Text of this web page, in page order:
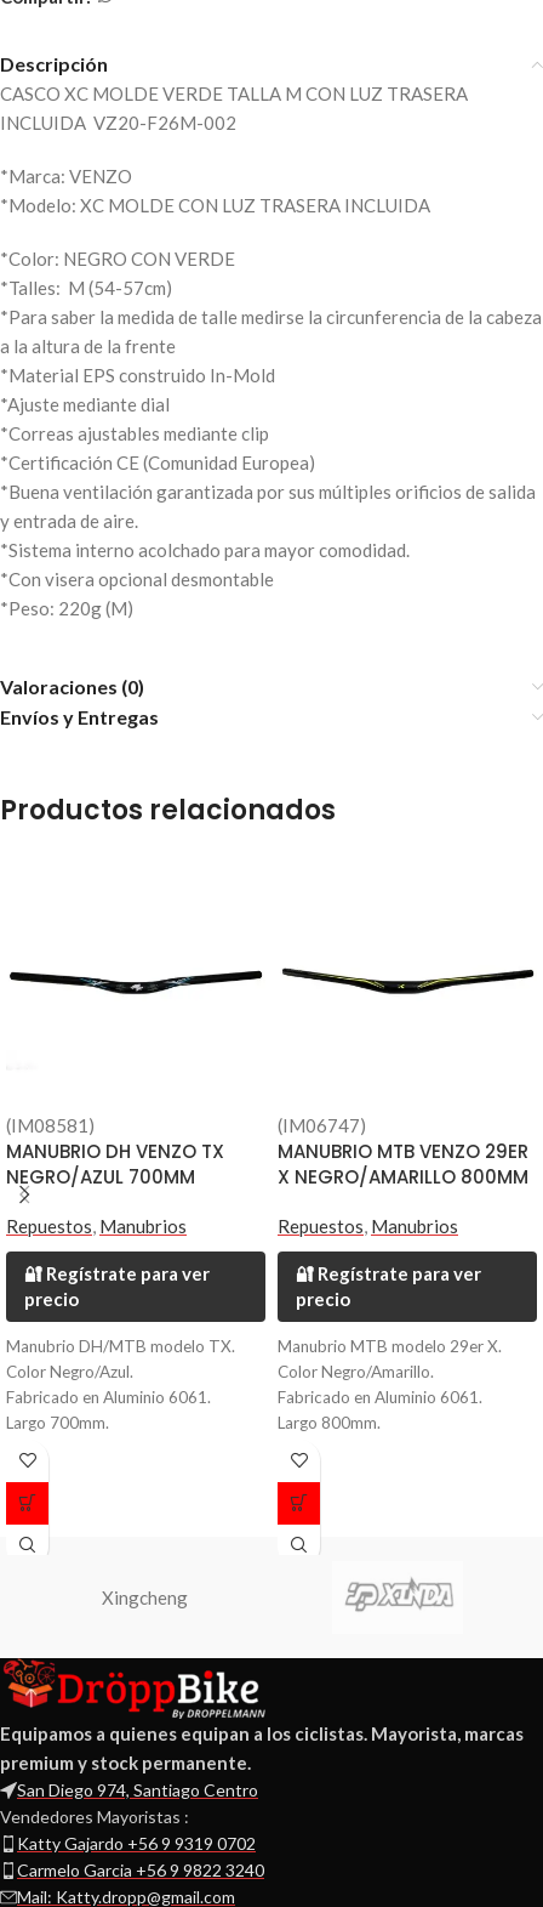
Descripción
CASCO XC MOLDE VERDE TALLA M CON LUZ TRASERA
INCLUIDA VZ20-F26M-002
*Marca: VENZO
*Modelo: XC MOLDE CON LUZ TRASERA INCLUIDA
*Color: NEGRO CON VERDE
*Talles: M (54-57cm)
*Para saber la medida de talle medirse la circunferencia de la cabeza
a la altura de la frente
*Material EPS construido In-Mold
*Ajuste mediante dial
*Correas ajustables mediante clip
*Certificación CE (Comunidad Europea)
*Buena ventilación garantizada por sus múltiples orificios de salida
y entrada de aire.
*Sistema interno acolchado para mayor comodidad.
*Con visera opcional desmontable
*Peso: 220g (M)
Valoraciones (0)
Envíos y Entregas
Productos relacionados
(IM08581)
MANUBRIO DH VENZO TX
NEGRO/AZUL 700MM
Repuestos, Manubrios
🔐 Regístrate para ver
precio
Manubrio DH/MTB modelo TX.
Color Negro/Azul.
Fabricado en Aluminio 6061.
Largo 700mm.
Diametro 31.8mm.
Peso 420 grs.
(IM06747)
MANUBRIO MTB VENZO 29ER
X NEGRO/AMARILLO 800MM
Repuestos, Manubrios
🔐 Regístrate para ver
precio
Manubrio MTB modelo 29er X.
Color Negro/Amarillo.
Fabricado en Aluminio 6061.
Largo 800mm.
Diametro 35mm.
Peso 330 grs.
Xingcheng
Equipamos a quienes equipan a los ciclistas. Mayorista, marcas
premium y stock permanente.
San Diego 974, Santiago Centro
Vendedores Mayoristas :
Katty Gajardo +56 9 9319 0702
Carmelo Garcia +56 9 9822 3240
Mail: Katty.dropp@gmail.com